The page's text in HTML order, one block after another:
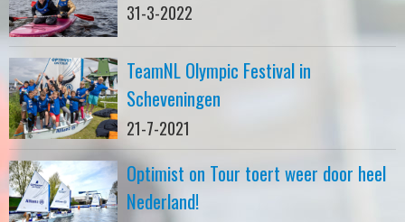
31-3-2022
TeamNL Olympic Festival in
Scheveningen
21-7-2021
Optimist on Tour toert weer door heel
Nederland!